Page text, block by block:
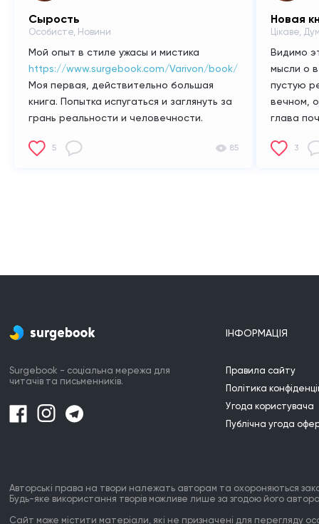
Сырость
Особисте, Новини
Мой опыт в стиле ужасы и мистика
https://www.surgebook.com/Varivon/book/syrost
Моя первая, действительно большая
книга. Попытка испугаться и заглянуть за
грань реальности и человечности.
страх, все остальное только его
5 85
Новая
Цікаве,
Видимо
мысли о
пустую
вечном,
глава
совсем
3
Surgebook - соціальна мережа для
читачів та письменників.
ІНФОРМАЦІЯ
Правила сайту
Політика
Угода користувача
Публічна угода
Авторські права на твори належать авторам та охороняються
Будь-яке використання творів можливе лише за згодою його
Сайт може містити матеріали, які не призначені для перегляду